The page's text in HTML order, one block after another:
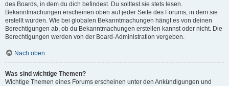
des Boards, in dem du dich befindest. Du solltest sie stets lesen.
Bekanntmachungen erscheinen oben auf jeder Seite des Forums, in dem sie
erstellt wurden. Wie bei globalen Bekanntmachungen hängt es von deinen
Berechtigungen ab, ob du Bekanntmachungen erstellen kannst oder nicht. Die
Berechtigungen werden von der Board-Administration vergeben.
Nach oben
Was sind wichtige Themen?
Wichtige Themen eines Forums erscheinen unter den Ankündigungen und